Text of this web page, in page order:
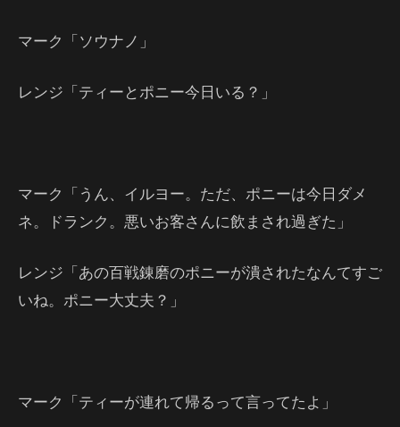
マーク「ソウナノ」
レンジ「ティーとポニー今日いる？」
マーク「うん、イルヨー。ただ、ポニーは今日ダメ
ネ。ドランク。悪いお客さんに飲まされ過ぎた」
レンジ「あの百戦錬磨のポニーが潰されたなんてすご
いね。ポニー大丈夫？」
マーク「ティーが連れて帰るって言ってたよ」